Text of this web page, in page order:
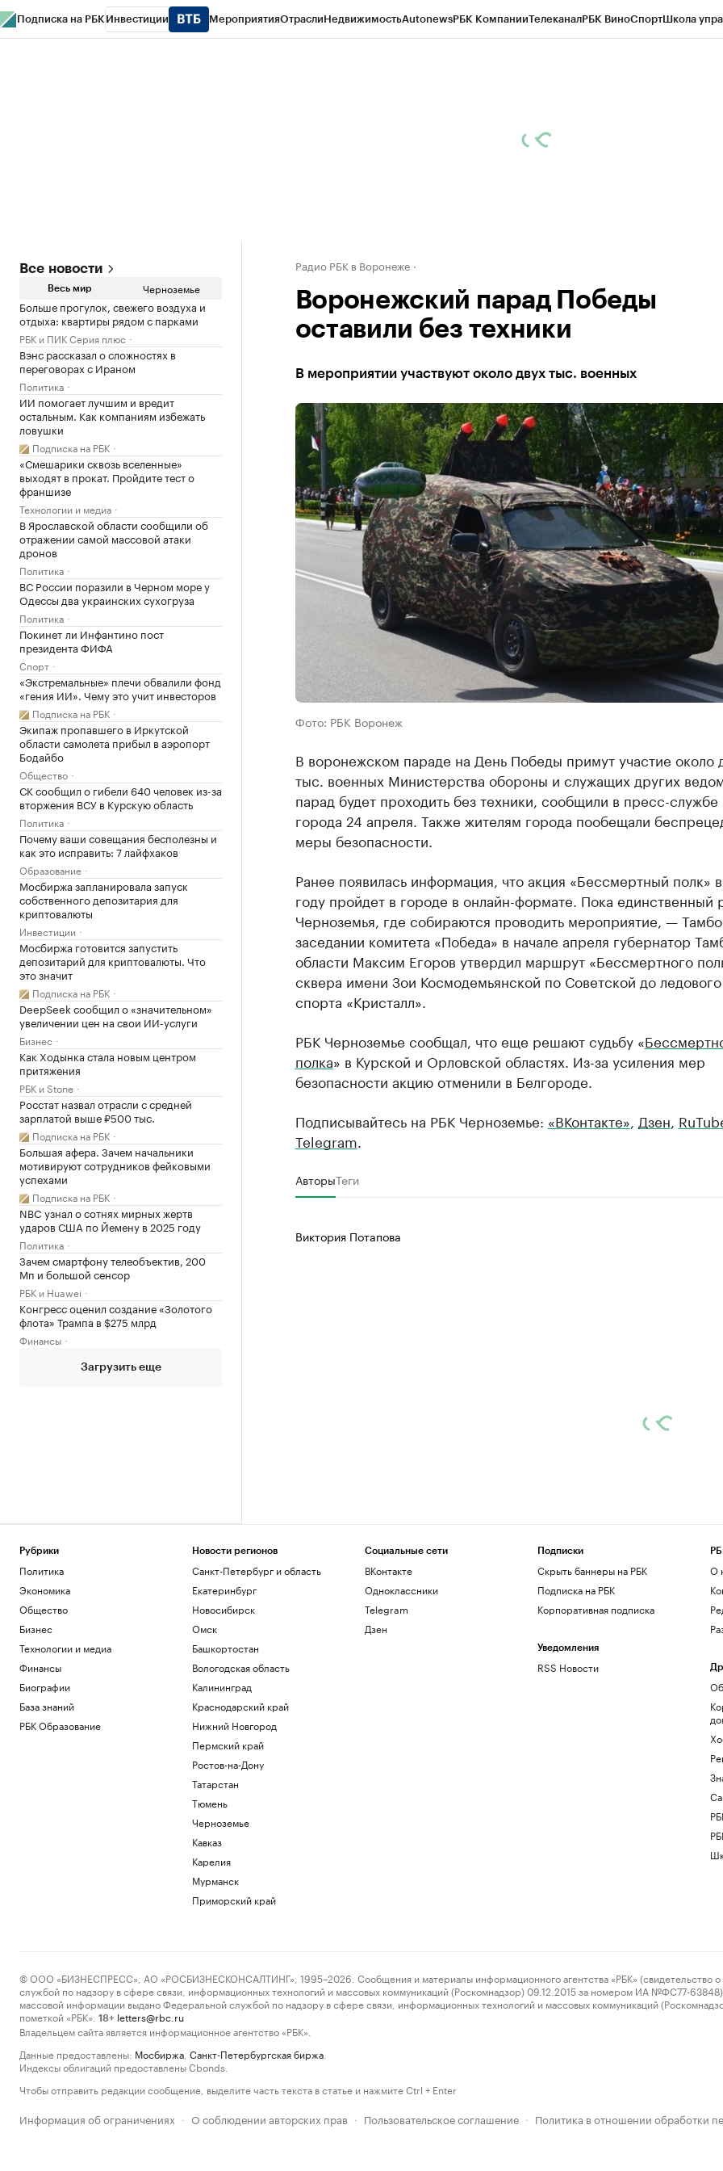
Подписка на РБК Инвестиции МероприятияОтраслиНедвижимостьAutonewsРБК КомпанииТелеканалРБК ВиноСпортШкола
Все новости
Весь мир Черноземье
Больше прогулок, свежего воздуха и
отдыха: квартиры рядом с парками
РБК и ПИК Серия плюс
Вэнс рассказал о сложностях в
переговорах с Ираном
Политика
ИИ помогает лучшим и вредит
остальным. Как компаниям избежать
ловушки
Подписка на РБК
«Смешарики сквозь вселенные»
выходят в прокат. Пройдите тест о
франшизе
Технологии и медиа
В Ярославской области сообщили об
отражении самой массовой атаки
дронов
Политика
ВС России поразили в Черном море у
Одессы два украинских сухогруза
Политика
Покинет ли Инфантино пост
президента ФИФА
Спорт
«Экстремальные» плечи обвалили фонд
«гения ИИ». Чему это учит инвесторов
Подписка на РБК
Экипаж пропавшего в Иркутской
области самолета прибыл в аэропорт
Бодайбо
Общество
СК сообщил о гибели 640 человек из-за
вторжения ВСУ в Курскую область
Политика
Почему ваши совещания бесполезны и
как это исправить: 7 лайфхаков
Образование
Мосбиржа запланировала запуск
собственного депозитария для
криптовалюты
Инвестиции
Мосбиржа готовится запустить
депозитарий для криптовалюты. Что
это значит
Подписка на РБК
DeepSeek сообщил о «значительном»
увеличении цен на свои ИИ-услуги
Бизнес
Как Ходынка стала новым центром
притяжения
РБК и Stone
Росстат назвал отрасли с средней
зарплатой выше ₽500 тыс.
Подписка на РБК
Большая афера. Зачем начальники
мотивируют сотрудников фейковыми
успехами
Подписка на РБК
NBC узнал о сотнях мирных жертв
ударов США по Йемену в 2025 году
Политика
Зачем смартфону телеобъектив, 200
Мп и большой сенсор
РБК и Huawei
Конгресс оценил создание «Золотого
флота» Трампа в $275 млрд
Финансы
Загрузить еще
Радио РБК в Воронеже
Воронежский парад Победы
оставили без техники
В мероприятии участвуют около двух тыс. военных
Фото: РБК Воронеж
В воронежском параде на День Победы примут участие около
тыс. военных Министерства обороны и служащих других
парад будет проходить без техники, сообщили в пресс-
города 24 апреля. Также жителям города пообещали
меры безопасности.
Ранее появилась информация, что акция «Бессмертный полк»
году пройдет в городе в онлайн-формате. Пока единственный
Черноземья, где собираются проводить мероприятие, —
заседании комитета «Победа» в начале апреля губернатор
области Максим Егоров утвердил маршрут «Бессмертного
сквера имени Зои Космодемьянской по Советской до
спорта «Кристалл».
РБК Черноземье сообщал, что еще решают судьбу «
полка» в Курской и Орловской областях. Из-за усиления мер
безопасности акцию отменили в Белгороде.
Подписывайтесь на РБК Черноземье: «ВКонтакте» Дзен
Telegram
АвторыТеги
Виктория Потапова
Рубрики
Политика
Экономика
Общество
Бизнес
Технологии и медиа
Финансы
Биографии
База знаний
РБК Образование
Новости регионов
Санкт-Петербург и область
Екатеринбург
Новосибирск
Омск
Башкортостан
Вологодская область
Калининград
Краснодарский край
Нижний Новгород
Пермский край
Ростов-на-Дону
Татарстан
Тюмень
Черноземье
Кавказ
Карелия
Мурманск
Приморский край
Социальные сети
ВКонтакте
Одноклассники
Telegram
Дзен
Подписки
Скрыть баннеры на РБК
Подписка на РБК
Корпоративная подписка
Уведомления
RSS Новости
О
© ООО «БИЗНЕСПРЕСС», АО «РОСБИЗНЕСКОНСАЛТИНГ», 1995–2026. Сообщения и материалы информационного агентства «РБК» (свидетельство о
службой по надзору в сфере связи, информационных технологий и массовых коммуникаций (Роскомнадзор) 09.12.2015 за номером ИА №ФС77-63848)
массовой информации выдано Федеральной службой по надзору в сфере связи, информационных технологий и массовых коммуникаций
пометкой «РБК».
18+ letters@rbc.ru
Владельцем сайта является информационное агентство «РБК».
Данные предоставлены: Мосбиржа Санкт-Петербургская биржа
Индексы облигаций предоставлены Cbonds.
Чтобы отправить редакции сообщение, выделите часть текста в статье и нажмите Ctrl + Enter
Информация об ограничениях · О соблюдении авторских прав · Пользовательское соглашение · Политика в отношении обработки